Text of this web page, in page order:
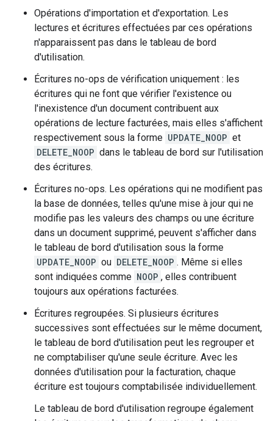
Opérations d'importation et d'exportation. Les
lectures et écritures effectuées par ces opérations
n'apparaissent pas dans le tableau de bord
d'utilisation.
Écritures no-ops de vérification uniquement : les
écritures qui ne font que vérifier l'existence ou
l'inexistence d'un document contribuent aux
opérations de lecture facturées, mais elles s'affichent
respectivement sous la forme UPDATE_NOOP et
DELETE_NOOP dans le tableau de bord sur l'utilisation
des écritures.
Écritures no-ops. Les opérations qui ne modifient pas
la base de données, telles qu'une mise à jour qui ne
modifie pas les valeurs des champs ou une écriture
dans un document supprimé, peuvent s'afficher dans
le tableau de bord d'utilisation sous la forme
UPDATE_NOOP ou DELETE_NOOP . Même si elles
sont indiquées comme NOOP , elles contribuent
toujours aux opérations facturées.
Écritures regroupées. Si plusieurs écritures
successives sont effectuées sur le même document,
le tableau de bord d'utilisation peut les regrouper et
ne comptabiliser qu'une seule écriture. Avec les
données d'utilisation pour la facturation, chaque
écriture est toujours comptabilisée individuellement.
Le tableau de bord d'utilisation regroupe également